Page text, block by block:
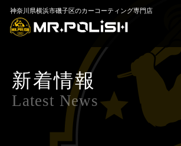
神奈川県横浜市磯子区のカーコーティング専門店
新着情報
Latest News